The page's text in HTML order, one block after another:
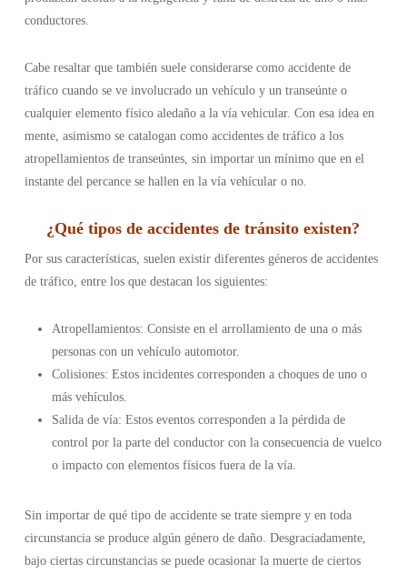
conductores.
Cabe resaltar que también suele considerarse como accidente de
tráfico cuando se ve involucrado un vehículo y un transeúnte o
cualquier elemento físico aledaño a la vía vehicular. Con esa idea en
mente, asimismo se catalogan como accidentes de tráfico a los
atropellamientos de transeúntes, sin importar un mínimo que en el
instante del percance se hallen en la vía vehícular o no.
¿Qué tipos de accidentes de tránsito existen?
Por sus características, suelen existir diferentes géneros de accidentes
de tráfico, entre los que destacan los siguientes:
Atropellamientos: Consiste en el arrollamiento de una o más
personas con un vehículo automotor.
Colisiones: Estos incidentes corresponden a choques de uno o
más vehículos.
Salida de vía: Estos eventos corresponden a la pérdida de
control por la parte del conductor con la consecuencia de vuelco
o impacto con elementos físicos fuera de la vía.
Sin importar de qué tipo de accidente se trate siempre y en toda
circunstancia se produce algún género de daño. Desgraciadamente,
bajo ciertas circunstancias se puede ocasionar la muerte de ciertos